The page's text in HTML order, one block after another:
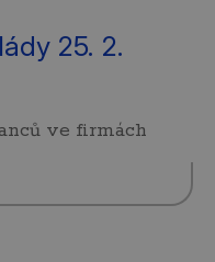
25. 2.
ve firmách